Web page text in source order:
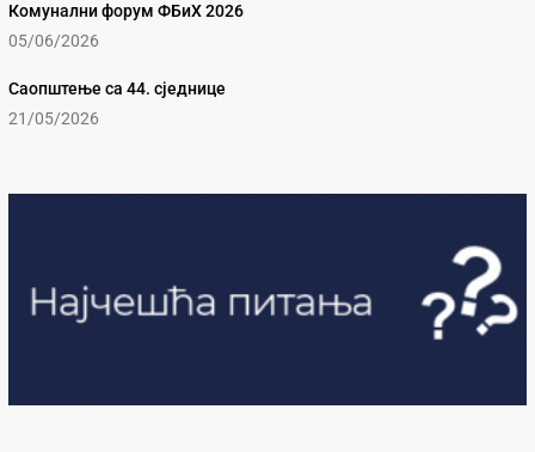
Комунални форум ФБиХ 2026
05/06/2026
Саопштење са 44. сједнице
21/05/2026